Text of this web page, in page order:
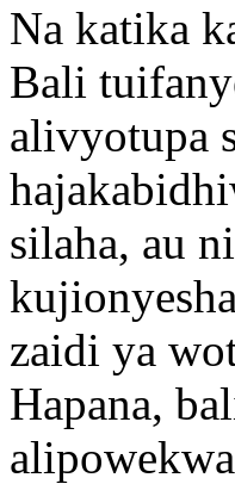
Na katika
Bali
alivyotupa
silaha, au
zaidi ya
Hapana,